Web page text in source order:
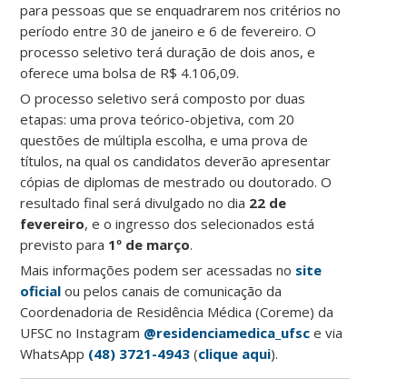
para pessoas que se enquadrarem nos critérios no
período entre 30 de janeiro e 6 de fevereiro. O
processo seletivo terá duração de dois anos, e
oferece uma bolsa de R$ 4.106,09.
O processo seletivo será composto por duas
etapas: uma prova teórico-objetiva, com 20
questões de múltipla escolha, e uma prova de
títulos, na qual os candidatos deverão apresentar
cópias de diplomas de mestrado ou doutorado. O
resultado final será divulgado no dia 22 de
fevereiro, e o ingresso dos selecionados está
previsto para 1º de março.
Mais informações podem ser acessadas no site
oficial ou pelos canais de comunicação da
Coordenadoria de Residência Médica (Coreme) da
UFSC no Instagram @residenciamedica_ufsc e via
WhatsApp (48) 3721-4943 (clique aqui).